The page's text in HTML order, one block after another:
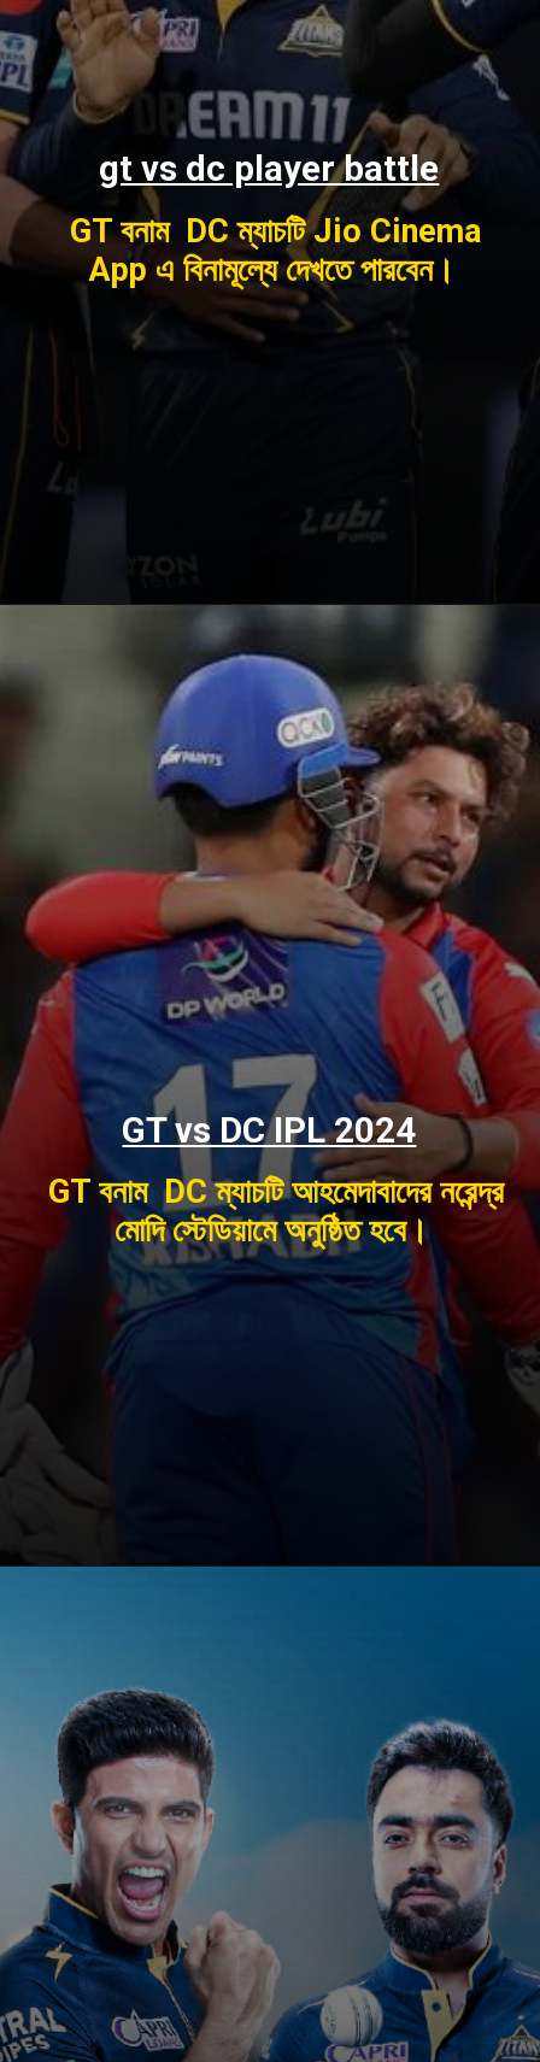
GT বনাম DC ম্যাচটি Jio Cinema
App এ বিনামূল্যে দেখতে পারবেন।
gt vs dc player battle
GT বনাম DC ম্যাচটি আহমেদাবাদের নরেন্দ্র
মোদি স্টেডিয়ামে অনুষ্ঠিত হবে।
GT vs DC IPL 2024